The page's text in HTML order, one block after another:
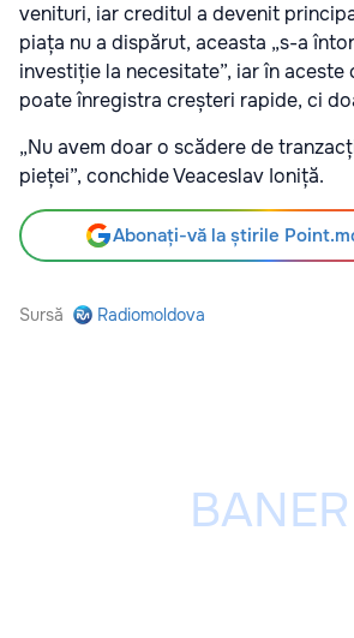
venituri, iar creditul a devenit
piața nu a dispărut, aceasta „s-a
investiție la necesitate”, iar în aceste
poate înregistra creșteri rapide, ci
„Nu avem doar o scădere de
pieței”, conchide Veaceslav Ioniță.
Abonați-vă la știrile
Sursă Radiomoldova